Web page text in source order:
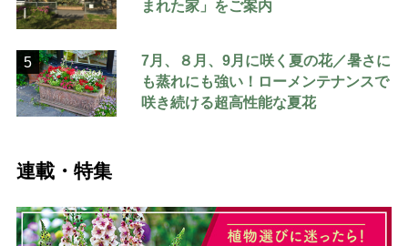
まれた家」をご案内
5
7月、８月、9月に咲く夏の花／暑さに
も蒸れにも強い！ローメンテナンスで
咲き続ける超高性能な夏花
連載・特集